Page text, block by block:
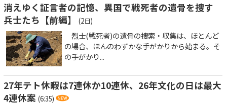
消えゆく証言者の記憶、異国で戦死者の遺骨を捜す
兵士たち【前編】
(2日)
烈士(戦死者)の遺骨の捜索・収集は、ほとんど
の場合、ほんのわずかな手がかりから始まる。そ
の手がかり...
27年テト休暇は7連休か10連休、26年文化の日は最大
4連休案 (6:35)